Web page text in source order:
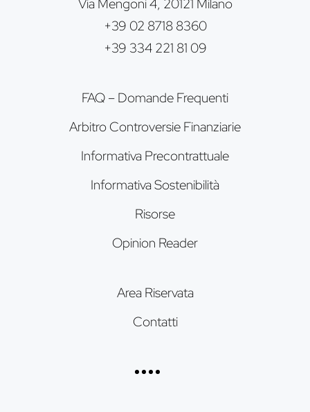
Via Mengoni 4, 20121 Milano
+39 02 8718 8360
+39 334 221 81 09
FAQ – Domande Frequenti
Arbitro Controversie Finanziarie
Informativa Precontrattuale
Informativa Sostenibilità
Risorse
Opinion Reader
Area Riservata
Contatti